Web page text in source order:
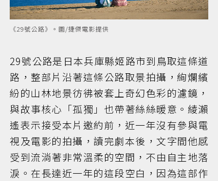
《29號公路》。圖/捷傑電影提供
29號公路是日本兵庫縣姬路市到鳥取這條道
路，整部片沿著這條公路取景拍攝，絢爛繽
紛的山林地景彷彿被套上奇幻色彩的濾鏡，
與故事核心「孤獨」也帶著絲絲暖意。綾瀨
遙表示接受本片邀約前，近一年沒有參與電
視及電影的拍攝，讀完劇本後，文字間他感
受到流淌著非常溫柔的空間，不由自主地落
淚。在長達近一年的這段空白，因為這部作